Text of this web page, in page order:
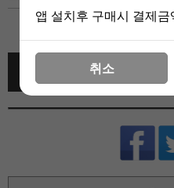
바로 구매하기
앱 설치후 구매시 결제
취소